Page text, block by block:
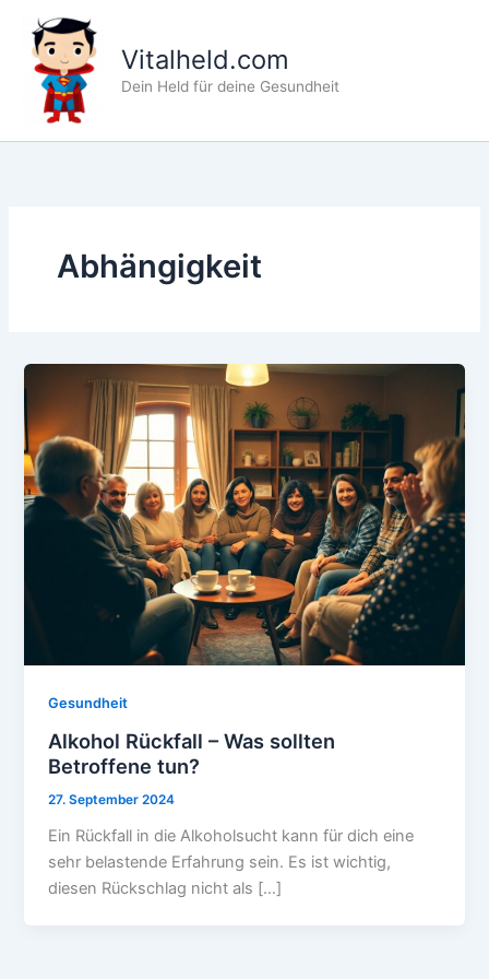
Inhalt
springen
Vitalheld.com
Dein Held für deine Gesundheit
Abhängigkeit
Gesundheit
Alkohol Rückfall – Was sollten
Betroffene tun?
27. September 2024
Ein Rückfall in die Alkoholsucht kann für dich eine
sehr belastende Erfahrung sein. Es ist wichtig,
diesen Rückschlag nicht als […]